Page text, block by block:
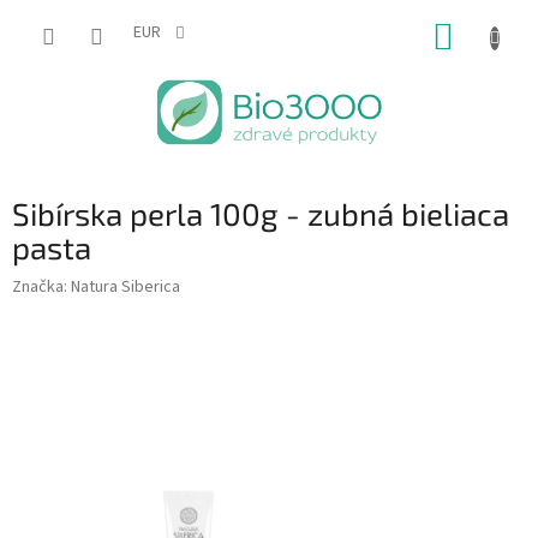
EUR
Sibírska perla 100g - zubná bieliaca
pasta
Značka: Natura Siberica